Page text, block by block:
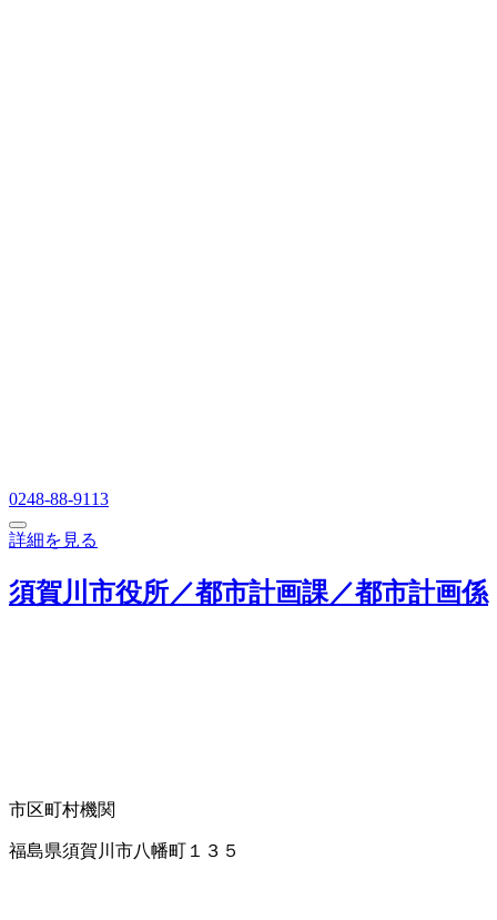
0248-88-9113
詳細を見る
須賀川市役所／都市計画課／都市計画係
市区町村機関
福島県須賀川市八幡町１３５